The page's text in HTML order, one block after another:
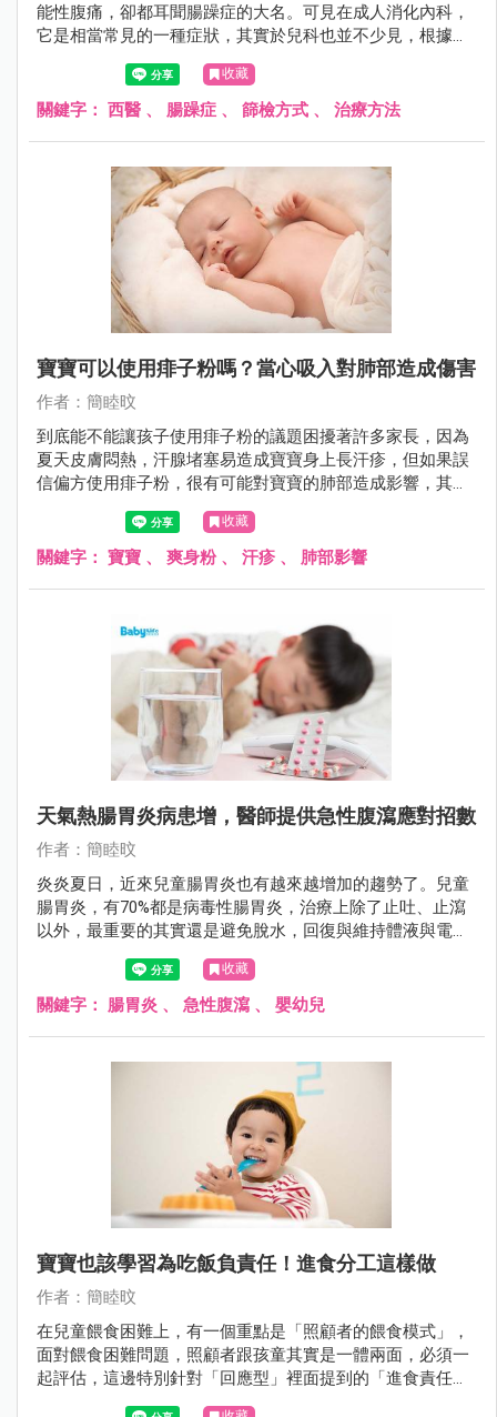
能性腹痛，卻都耳聞腸躁症的大名。可見在成人消化內科，
它是相當常見的一種症狀，其實於兒科也並不少見，根據統
計亞洲孩子腸躁症的盛行率平均有15.8%。
收藏
關鍵字： 西醫 、 腸躁症 、 篩檢方式 、 治療方法
寶寶可以使用痱子粉嗎？當心吸入對肺部造成傷害
作者：簡睦旼
到底能不能讓孩子使用痱子粉的議題困擾著許多家長，因為
夏天皮膚悶熱，汗腺堵塞易造成寶寶身上長汗疹，但如果誤
信偏方使用痱子粉，很有可能對寶寶的肺部造成影響，其實
只要穿著純棉、寬鬆、透氣衣物，讓皮膚保持乾爽，就能降
低長痱子的機率。
收藏
關鍵字： 寶寶 、 爽身粉、 汗疹 、 肺部影響
天氣熱腸胃炎病患增，醫師提供急性腹瀉應對招數
作者：簡睦旼
炎炎夏日，近來兒童腸胃炎也有越來越增加的趨勢了。兒童
腸胃炎，有70%都是病毒性腸胃炎，治療上除了止吐、止瀉
以外，最重要的其實還是避免脫水，回復與維持體液與電解
收藏
關鍵字： 腸胃炎 、 急性腹瀉 、 嬰幼兒
寶寶也該學習為吃飯負責任！進食分工這樣做
作者：簡睦旼
在兒童餵食困難上，有一個重點是「照顧者的餵食模式」，
面對餵食困難問題，照顧者跟孩童其實是一體兩面，必須一
起評估，這邊特別針對「回應型」裡面提到的「進食責任分
工」來說明。